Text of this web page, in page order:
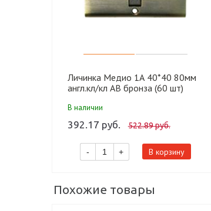
Личинка Медио 1А 40*40 80мм
англ.кл/кл AB бронза (60 шт)
В наличии
392.17 руб. 522.89 руб.
- + В корзину
Похожие товары